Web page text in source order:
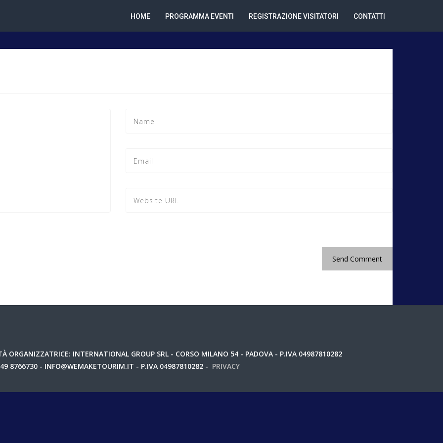
HOME PROGRAMMA EVENTI REGISTRAZIONE VISITATORI CONTATTI
ORGANIZZATRICE: INTERNATIONAL GROUP SRL - CORSO MILANO 54 - PADOVA - P.IVA 04987810282
8766730 - INFO@WEMAKETOURIM.IT - P.IVA 04987810282 - PRIVACY